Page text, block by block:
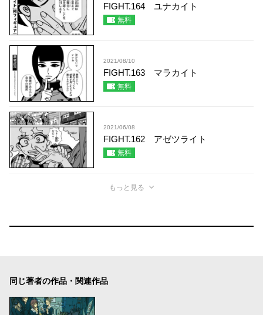
FIGHT.164 ユナカイト
無料
2021/08/10
FIGHT.163 マラカイト
無料
2021/06/08
FIGHT.162 アゼツライト
無料
もっと見る
同じ著者の作品・関連作品